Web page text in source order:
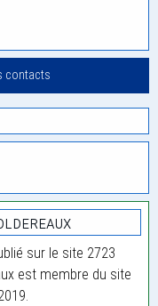
contacts
sur le site 2723
est membre du site